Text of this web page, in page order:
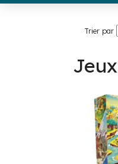
Trier par